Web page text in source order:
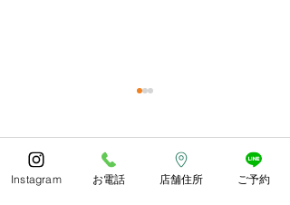
あっとゆう間の1年でしたね
皆様どのようにお過ごしでし
コメント
Instagram お電話 店舗住所 ご予約